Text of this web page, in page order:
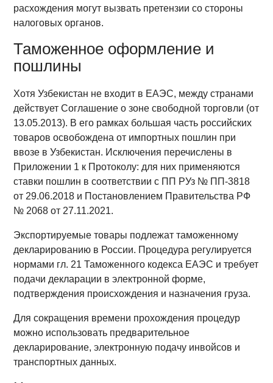
расхождения могут вызвать претензии со стороны
налоговых органов.
Таможенное оформление и
пошлины
Хотя Узбекистан не входит в ЕАЭС, между странами
действует Соглашение о зоне свободной торговли (от
13.05.2013). В его рамках большая часть российских
товаров освобождена от импортных пошлин при
ввозе в Узбекистан. Исключения перечислены в
Приложении 1 к Протоколу: для них применяются
ставки пошлин в соответствии с ПП РУз № ПП-3818
от 29.06.2018 и Постановлением Правительства РФ
№ 2068 от 27.11.2021.
Экспортируемые товары подлежат таможенному
декларированию в России. Процедура регулируется
нормами гл. 21 Таможенного кодекса ЕАЭС и требует
подачи декларации в электронной форме,
подтверждения происхождения и назначения груза.
Для сокращения времени прохождения процедур
можно использовать предварительное
декларирование, электронную подачу инвойсов и
транспортных данных.